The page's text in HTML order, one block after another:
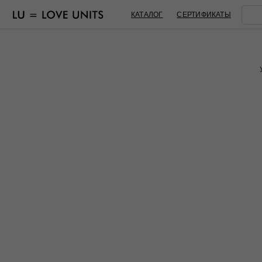
КАТАЛОГ СЕРТИФИКАТЫ